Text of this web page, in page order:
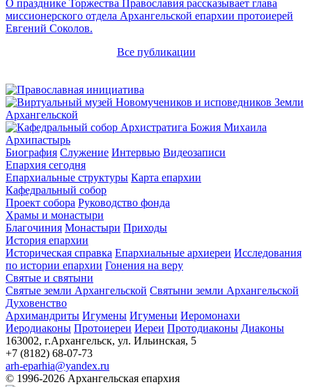
О празднике Торжества Православия рассказывает глава
миссионерского отдела Архангельской епархии протоиерей
Евгений Соколов.
Все публикации
Архипастырь
Биография Служение Интервью Видеозаписи
Епархия сегодня
Епархиальные структуры Карта епархии
Кафедральный собор
Проект собора Руководство фонда
Храмы и монастыри
Благочиния Монастыри Приходы
История епархии
Историческая справка Епархиальные архиереи Исследования
по истории епархии Гонения на веру
Святые и святыни
Святые земли Архангельской Святыни земли Архангельской
Духовенство
Архимандриты Игумены Игуменьи Иеромонахи
Иеродиаконы Протоиереи Иереи Протодиаконы Диаконы
163002, г.Архангельск, ул. Ильинская, 5
+7 (8182) 68-07-73
arh-eparhia@yandex.ru
© 1996-2026 Архангельская епархия